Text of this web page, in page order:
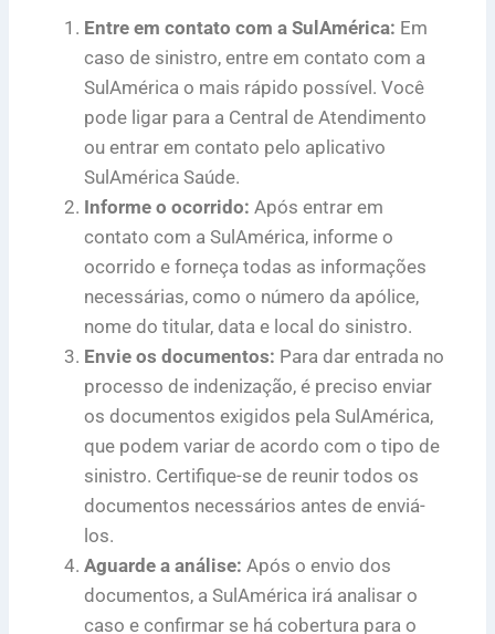
Entre em contato com a SulAmérica: Em
caso de sinistro, entre em contato com a
SulAmérica o mais rápido possível. Você
pode ligar para a Central de Atendimento
ou entrar em contato pelo aplicativo
SulAmérica Saúde.
Informe o ocorrido: Após entrar em
contato com a SulAmérica, informe o
ocorrido e forneça todas as informações
necessárias, como o número da apólice,
nome do titular, data e local do sinistro.
Envie os documentos: Para dar entrada no
processo de indenização, é preciso enviar
os documentos exigidos pela SulAmérica,
que podem variar de acordo com o tipo de
sinistro. Certifique-se de reunir todos os
documentos necessários antes de enviá-
los.
Aguarde a análise: Após o envio dos
documentos, a SulAmérica irá analisar o
caso e confirmar se há cobertura para o